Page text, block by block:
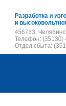
Разработка и
и
456783,
Телефон: (35130)
Отдел сбыта: